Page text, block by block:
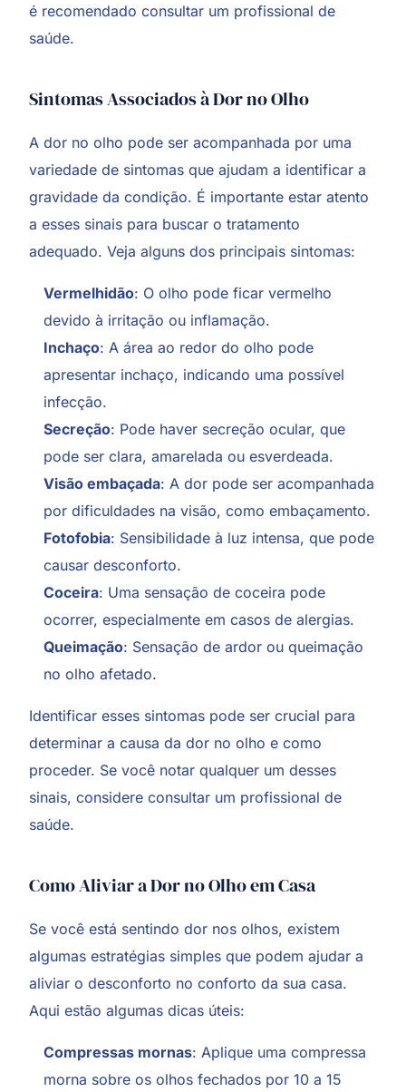
é recomendado consultar um profissional de
saúde.
Sintomas Associados à Dor no Olho
A dor no olho pode ser acompanhada por uma
variedade de sintomas que ajudam a identificar a
gravidade da condição. É importante estar atento
a esses sinais para buscar o tratamento
adequado. Veja alguns dos principais sintomas:
Vermelhidão: O olho pode ficar vermelho
devido à irritação ou inflamação.
Inchaço: A área ao redor do olho pode
apresentar inchaço, indicando uma possível
infecção.
Secreção: Pode haver secreção ocular, que
pode ser clara, amarelada ou esverdeada.
Visão embaçada: A dor pode ser acompanhada
por dificuldades na visão, como embaçamento.
Fotofobia: Sensibilidade à luz intensa, que pode
causar desconforto.
Coceira: Uma sensação de coceira pode
ocorrer, especialmente em casos de alergias.
Queimação: Sensação de ardor ou queimação
no olho afetado.
Identificar esses sintomas pode ser crucial para
determinar a causa da dor no olho e como
proceder. Se você notar qualquer um desses
sinais, considere consultar um profissional de
saúde.
Como Aliviar a Dor no Olho em Casa
Se você está sentindo dor nos olhos, existem
algumas estratégias simples que podem ajudar a
aliviar o desconforto no conforto da sua casa.
Aqui estão algumas dicas úteis:
Compressas mornas: Aplique uma compressa
morna sobre os olhos fechados por 10 a 15